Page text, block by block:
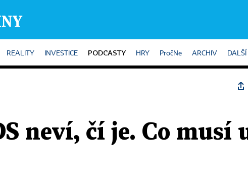
REALITY INVESTICE PODCASTY HRY PročNe ARCHIV DALŠÍ
neví, čí je. Co musí